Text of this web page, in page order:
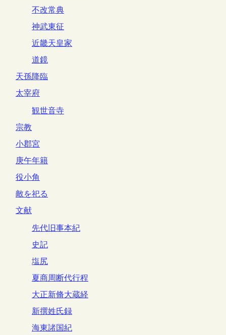
不改常典
神武東征
近畿天皇家
道鏡
天孫降臨
太宰府
観世音寺
宗教
小郡宮
庚午年籍
役小角
敵を祀る
文献
先代旧事本紀
史記
塩尻
夏商周断代行程
大正新脩大蔵経
新撰姓氏録
海東諸国紀